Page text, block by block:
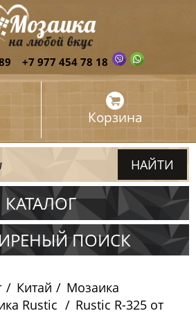
+7 977 454 78 18
Корзина
КАТАЛОГ
ПОИСК
Китай
Мозаика
Rustic
Rustic R-325 от